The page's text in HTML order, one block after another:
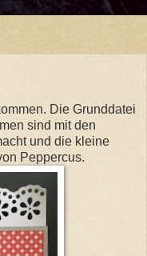
Die Grunddatei
sind mit den
und die kleine
Peppercus.